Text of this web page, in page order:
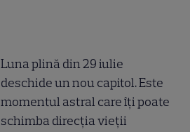
Luna plină din 29 iulie
deschide un nou capitol. Este
momentul astral care îți poate
schimba direcția vieții